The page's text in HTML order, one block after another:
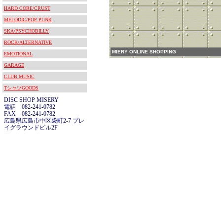
HARD CORE/CRUST
MELODIC/POP PUNK
SKA/PSYCHOBILLY
ROCK/ALTERNATIVE
EMOTIONAL
GARAGE
CLUB MUSIC
TシャツGOODS
DISC SHOP MISERY
電話 082-241-0782
FAX 082-241-0782
広島県広島市中区袋町2-7 プレ
イグラウンドビル2F
MIERY ONLINE SHOPPING